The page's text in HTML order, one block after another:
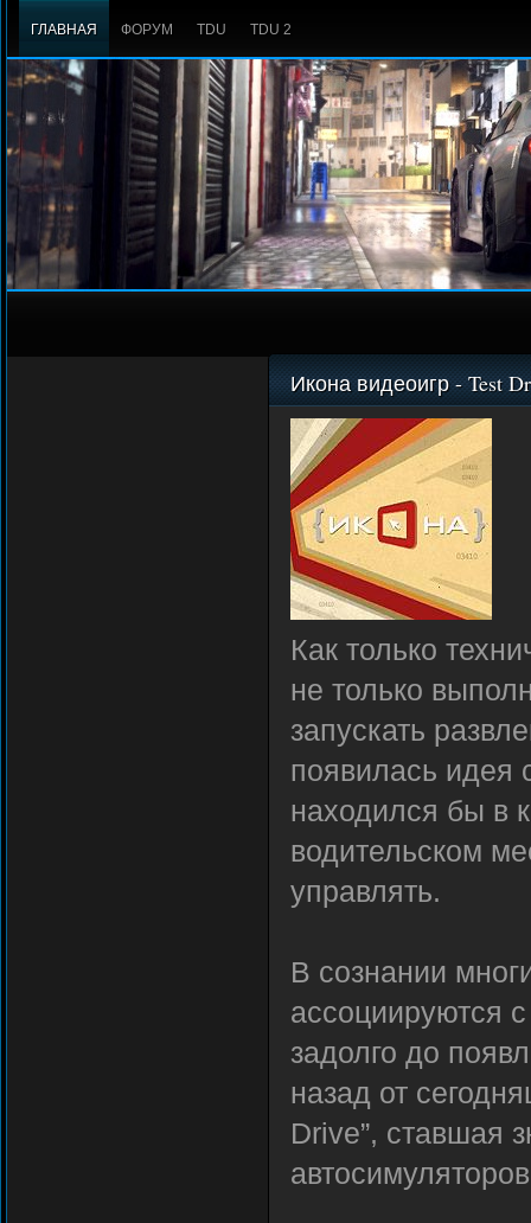
ГЛАВНАЯ ФОРУМ TDU TDU 2
Икона видеоигр - Test
Как только
не только
запускать
появилась идея
находился бы в
водительском
управлять.
В сознании
ассоциируются
задолго до
назад от
Drive”, ставшая